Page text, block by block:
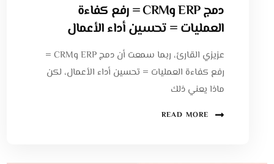
دمج ERP وCRM = رفع كفاءة
العمليات = تحسين أداء الأعمال
عزيزي القارئ، ربما سمعت أن دمج ERP وCRM =
رفع كفاءة العمليات = تحسين أداء الأعمال، لكن
ماذا يعني ذلك
READ MORE